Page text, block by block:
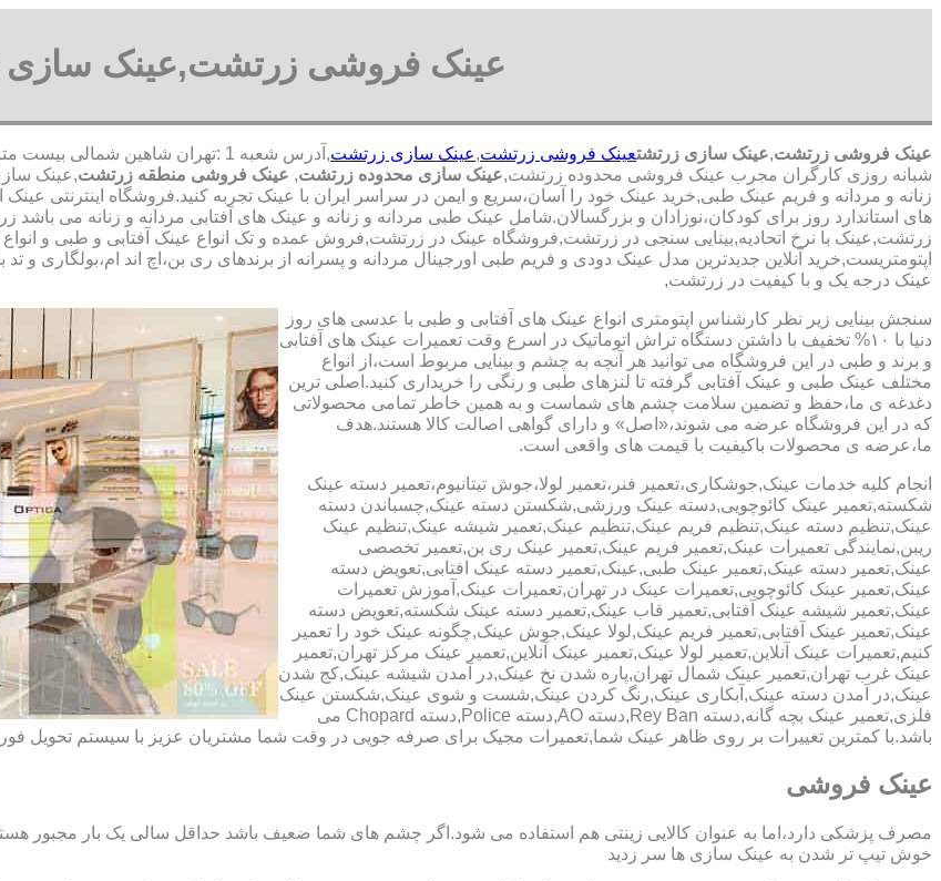
عینک فروشی زرتشت,عینک
عینک فروشی زرتشت,عینک سازی زرتشتعینک فروشی زرتشت,عینک سازی زرتشت
شبانه روزی کارگران مجرب عینک فروشی محدوده زرتشت,عینک سازی محدوده زرتشت, عینک فروشی منطقه زرتشت,عینک
زنانه و مردانه و فریم عینک طبی,خرید عینک خود را آسان،سریع و ایمن در سراسر ایران با عینک تجربه کنید.فروشگاه اینترنتی
های استاندارد روز برای کودکان،نوزادان و بزرگسالان.شامل عینک طبی مردانه و زنانه و عینک های آفتابی مردانه و زنانه می
زرتشت,عینک با نرخ اتحادیه,بینایی سنجی در زرتشت,فروشگاه عینک در زرتشت,فروش عمده و تک انواع عینک آفتابی و طبی و
اپتومتریست,خرید آنلاین جدیدترین مدل عینک دودی و فریم طبی اورجینال مردانه و پسرانه از برندهای ری بن،اچ اند ام،بولگاری و
عینک درجه یک و با کیفیت در زرتشت,
سنجش بینایی زیر نظر کارشناس اپتومتری انواع عینک های آفتابی و طبی با عدسی های روز
دنیا با ۱۰% تخفیف با داشتن دستگاه تراش اتوماتیک در اسرع وقت تعمیرات عینک های آفتابی
و برند و طبی در این فروشگاه می توانید هر آنچه به چشم و بینایی مربوط است،از انواع
مختلف عینک طبی و عینک آفتابی گرفته تا لنزهای طبی و رنگی را خریداری کنید.اصلی ترین
دغدغه ی ما،حفظ و تضمین سلامت چشم های شماست و به همین خاطر تمامی محصولاتی
که در این فروشگاه عرضه می شوند،«اصل» و دارای گواهی اصالت کالا هستند.هدف
ما،عرضه ی محصولات باکیفیت با قیمت های واقعی است.
انجام کلیه خدمات عینک,جوشکاری،تعمیر فنر،تعمیر لولا،جوش تیتانیوم،تعمیر دسته عینک
شکسته,تعمیر عینک کائوچویی,دسته عینک ورزشی,شکستن دسته عینک,چسباندن دسته
عینک,تنظیم دسته عینک,تنظیم فریم عینک,تنظیم عینک,تعمیر شیشه عینک,تنظیم عینک
ریبن,نمایندگی تعمیرات عینک,تعمیر فریم عینک,تعمیر عینک ری بن,تعمیر تخصصی
عینک,تعمیر دسته عینک,تعمیر عینک طبی,عینک,تعمیر دسته عینک افتابی,تعویض دسته
عینک,تعمیر عینک کائوچویی,تعمیرات عینک در تهران,تعمیرات عینک,آموزش تعمیرات
عینک,تعمیر شیشه عینک آفتابی,تعمیر قاب عینک,تعمیر دسته عینک شکسته,تعویض دسته
عینک,تعمیر عینک آفتابی,تعمیر فریم عینک,لولا عینک,جوش عینک,چگونه عینک خود را تعمیر
کنیم,تعمیرات عینک آنلاین,تعمیر لولا عینک,تعمیر عینک آنلاین,تعمیر عینک مرکز تهران,تعمیر
عینک غرب تهران,تعمیر عینک شمال تهران,پاره شدن نخ عینک,در آمدن شیشه عینک,کج شدن
عینک,در آمدن دسته عینک,آبکاری عینک,رنگ کردن عینک,شست و شوی عینک,شکستن عینک
فلزی,تعمیر عینک بچه گانه,دسته Rey Ban,دسته AO,دسته Police,دسته Chopard می
باشد.با کمترین تغییرات بر روی ظاهر عینک شما,تعمیرات مجیک برای صرفه جویی در وقت شما مشتریان عزیز با سیستم
عینک فروشی
مصرف پزشکی دارد،اما به عنوان کالایی زینتی هم استفاده می شود.اگر چشم های شما ضعیف باشد حداقل سالی یک بار مجبور
خوش تیپ تر شدن به عینک سازی ها سر زدید